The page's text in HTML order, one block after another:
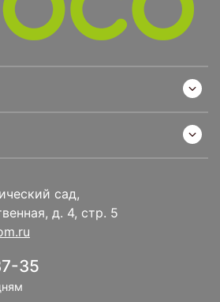
сад,
д. 4, стр. 5
35